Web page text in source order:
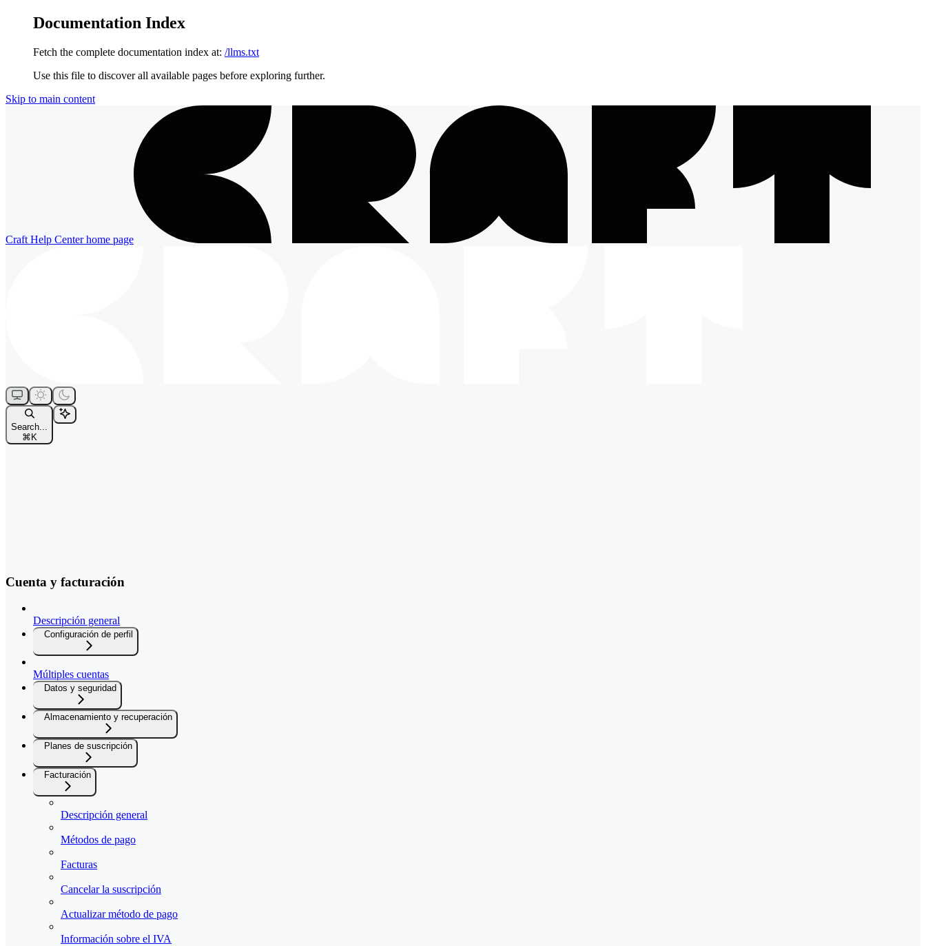
Documentation Index
Fetch the complete documentation index at: /llms.txt
Use this file to discover all available pages before exploring further.
Skip to main content
Craft Help Centerhome page
Search...
⌘ K
Cuenta y facturación
Descripción general
Configuración de perfil
Múltiples cuentas
Datos y seguridad
Almacenamiento y recuperación
Planes de suscripción
Facturación
Descripción general
Métodos de pago
Facturas
Cancelar la suscripción
Actualizar método de pago
Información sobre el IVA